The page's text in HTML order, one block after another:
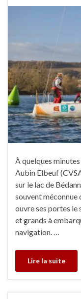
À quelques
Aubin Elbeuf
sur le lac de
souvent méconnue
ouvre ses portes
et grands à
navigation. …
Lire la suite